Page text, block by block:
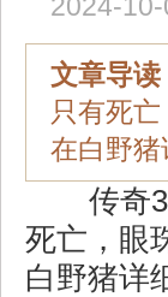
文章导读
只有死
在白野猪
传奇
死亡，眼
白野猪详